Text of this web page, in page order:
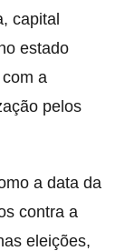
capital
estado
a
pelos
a data da
contra a
eleições,